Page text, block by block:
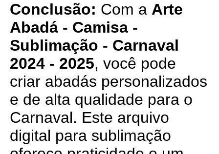
Conclusão: Com a Arte
Abadá - Camisa -
Sublimação - Carnaval
2024 - 2025, você pode
criar abadás personalizados
e de alta qualidade para o
Carnaval. Este arquivo
digital para sublimação